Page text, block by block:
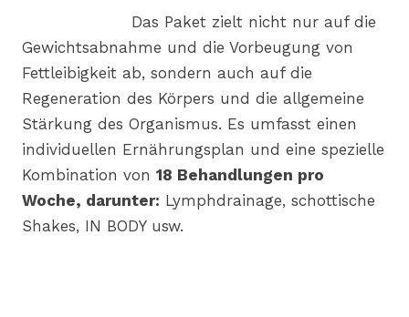
Das Paket zielt nicht nur auf die
Gewichtsabnahme und die Vorbeugung von
Fettleibigkeit ab, sondern auch auf die
Regeneration des Körpers und die allgemeine
Stärkung des Organismus. Es umfasst einen
individuellen Ernährungsplan und eine spezielle
Kombination von 18 Behandlungen pro
Woche, darunter: Lymphdrainage, schottische
Shakes, IN BODY usw.